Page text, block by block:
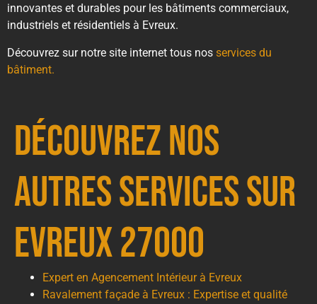
innovantes et durables pour les bâtiments commerciaux,
industriels et résidentiels à Evreux.
Découvrez sur notre site internet tous nos services du
bâtiment.
Découvrez nos
autres services sur
Evreux 27000
Expert en Agencement Intérieur à Evreux
Ravalement façade à Evreux : Expertise et qualité